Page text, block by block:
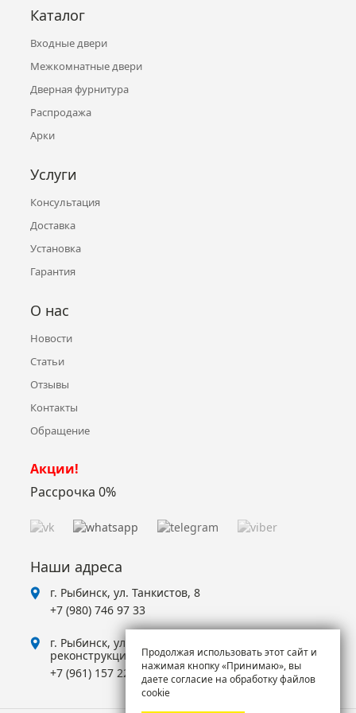
Наши адреса
г. Рыбинск, ул. Танкистов, 8
+7 (980) 746 97 33
г. Рыбинск, ул. Суркова, 2, ТЦ Аксон (Отдел на
реконструкции!)
+7 (961) 157 22 25
Каталог
Входные двери
Межкомнатные двери
Дверная фурнитура
Распродажа
Арки
Услуги
Консультация
Доставка
Установка
Гарантия
О нас
Новости
Статьи
Отзывы
Контакты
Обращение
Акции!
Рассрочка 0%
Продолжая использовать этот сайт и
нажимая кнопку «Принимаю», вы
даете согласие на обработку файлов
cookie